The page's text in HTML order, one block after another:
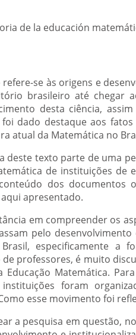
de la educación
se às origens e
brasileiro até chegar
desta ciência,
dado destaque aos
atual da Matemática no
deste texto parte de uma
de instituições
dos documentos
apresentado.
em compreender os
pelo
especificamente a
de professores, é muito
Matemática.
foram
esse movimento foi
a pesquisa em questão,